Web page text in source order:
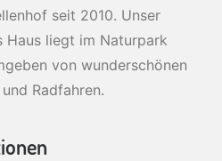
seit 2010. Unser
Haus liegt im Naturpark
von wunderschönen
Radfahren.